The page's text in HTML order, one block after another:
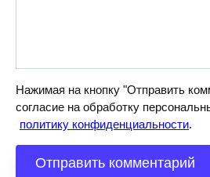
Нажимая на кнопку "Отправить
согласие на обработку
политику конфиденциальности.